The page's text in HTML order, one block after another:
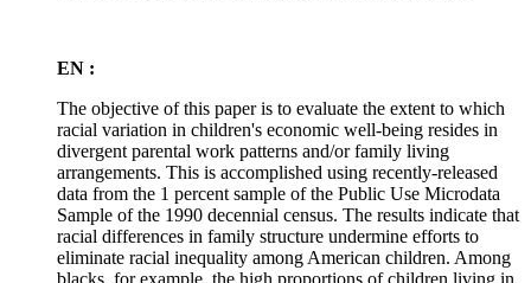
EN :
The objective of this paper is to evaluate the extent to which
racial variation in children's economic well-being resides in
divergent parental work patterns and/or family living
arrangements. This is accomplished using recently-released
data from the 1 percent sample of the Public Use Microdata
Sample of the 1990 decennial census. The results indicate that
racial differences in family structure undermine efforts to
eliminate racial inequality among American children. Among
blacks, for example, the high proportions of children living in